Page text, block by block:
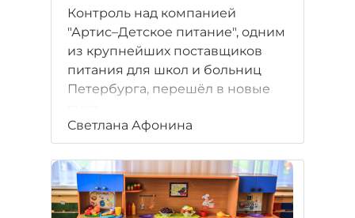
Контроль над компанией
"Артис–Детское питание", одним
из крупнейших поставщиков
питания для школ и больниц
Петербурга, перешёл в новые
Светлана Афонина